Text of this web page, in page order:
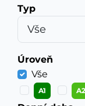
Typ
Úroveň
Vše
A1 A2